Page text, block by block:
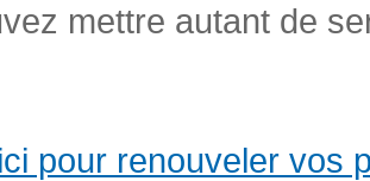
mettre autant de
pour renouveler vos